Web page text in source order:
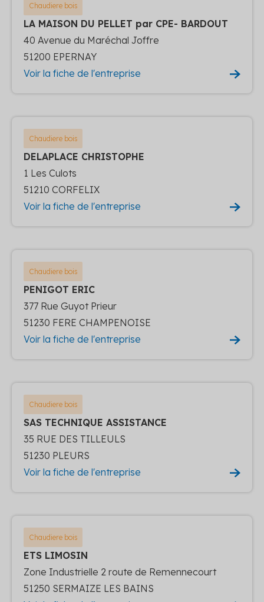
Chaudiere bois
LA MAISON DU PELLET par CPE- BARDOUT
40 Avenue du Maréchal Joffre
51200 EPERNAY
Voir la fiche de l'entreprise
Chaudiere bois
DELAPLACE CHRISTOPHE
1 Les Culots
51210 CORFELIX
Voir la fiche de l'entreprise
Chaudiere bois
PENIGOT ERIC
377 Rue Guyot Prieur
51230 FERE CHAMPENOISE
Voir la fiche de l'entreprise
Chaudiere bois
SAS TECHNIQUE ASSISTANCE
35 RUE DES TILLEULS
51230 PLEURS
Voir la fiche de l'entreprise
Chaudiere bois
ETS LIMOSIN
Zone Industrielle 2 route de Remennecourt
51250 SERMAIZE LES BAINS